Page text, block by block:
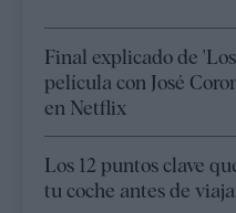
Final explicado de
película con José
en Netflix
Los 12 puntos clave
tu coche antes de